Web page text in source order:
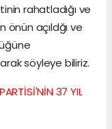
rahatladığı ve
açıldğı ve
söyleye biliriz.
37 YIL